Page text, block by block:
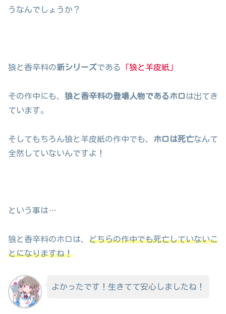
うなんでしょうか？
狼と香辛料の新シリーズである 「狼と羊皮紙」
その作中にも、 狼と香辛料の登場人物であるホロ は出てき
ています。
そしてもちろん狼と羊皮紙の作中でも、 ホロは死亡なんて
全然していないんですよ！
という事は…
狼と香辛料のホロは、 どちらの作中でも死亡していないこ
とになりますね！
よかったです！生きてて安心しましたね！